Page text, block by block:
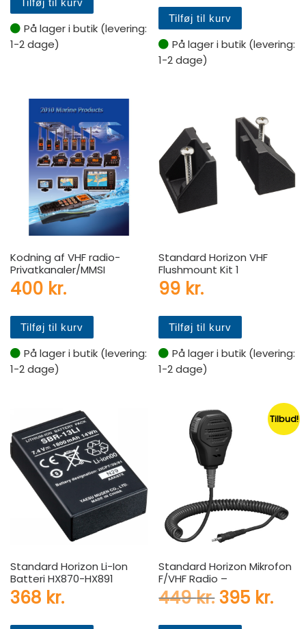
På lager i butik (levering:
1-2 dage)
Tilføj til kurv
På lager i butik (levering:
1-2 dage)
Kodning af VHF radio-
Privatkanaler/MMSI
400 kr.
Tilføj til kurv
På lager i butik (levering:
1-2 dage)
Standard Horizon VHF
Flushmount Kit 1
99 kr.
Tilføj til kurv
På lager i butik (levering:
1-2 dage)
Standard Horizon Li-Ion
Batteri HX870-HX891
368 kr.
Tilbud!
Standard Horizon Mikrofon
F/VHF Radio –
449kr.Den
395 kr.